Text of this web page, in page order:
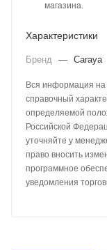
магазина.
Характеристики
Бренд — Caraya
Вся информация на
справочный
определяемой
Российской
уточняйте у
право вносить
программное
уведомления